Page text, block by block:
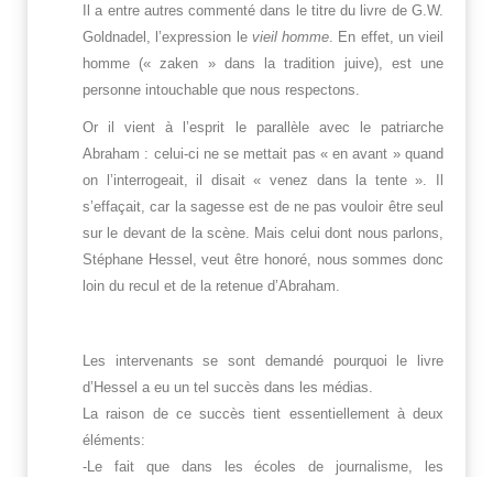
Il a entre autres commenté dans le titre du livre de G.W.
Goldnadel, l’expression le vieil homme. En effet, un vieil
homme (« zaken » dans la tradition juive), est une
personne intouchable que nous respectons.
Or il vient à l’esprit le parallèle avec le patriarche
Abraham : celui-ci ne se mettait pas « en avant » quand
on l’interrogeait, il disait « venez dans la tente ». Il
s’effaçait, car la sagesse est de ne pas vouloir être seul
sur le devant de la scène. Mais celui dont nous parlons,
Stéphane Hessel, veut être honoré, nous sommes donc
loin du recul et de la retenue d’Abraham.
Les intervenants se sont demandé pourquoi le livre
d’Hessel a eu un tel succès dans les médias.
La raison de ce succès tient essentiellement à deux
éléments:
-Le fait que dans les écoles de journalisme, les